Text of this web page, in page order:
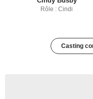
Rôle : Cindi
Casting